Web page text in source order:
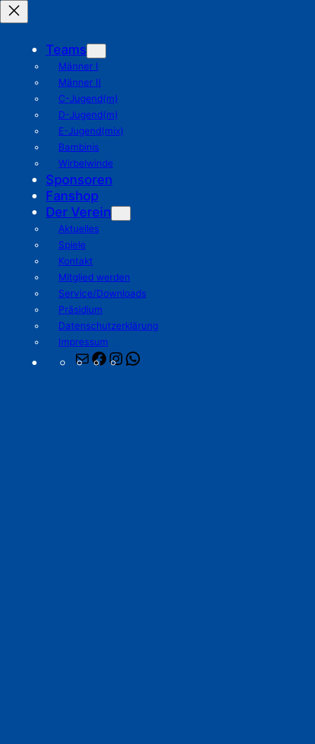
Teams
Männer I
Männer II
C-Jugend(m)
D-Jugend(m)
E-Jugend(mix)
Bambinis
Wirbelwinde
Sponsoren
Fanshop
Der Verein
Aktuelles
Spiele
Kontakt
Mitglied werden
Service/Downloads
Präsidium
Datenschutzerklärung
Impressum
E- Facebook
Instagram